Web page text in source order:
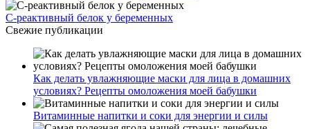
С-реактивный белок у беременных
Свежие публикации
Как делать увлажняющие маски для лица в домашних
условиях? Рецепты омоложения моей бабушки
Витаминные напитки и соки для энергии и силы